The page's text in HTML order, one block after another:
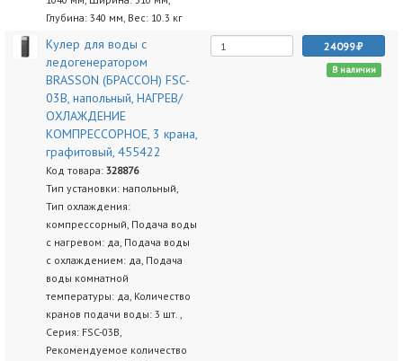
Глубина: 340 мм, Вес: 10.3 кг
Кулер для воды с
ледогенератором
BRASSON (БРАССОН) FSC-
03B, напольный, НАГРЕВ/
ОХЛАЖДЕНИЕ
КОМПРЕССОРНОЕ, 3 крана,
графитовый, 455422
Код товара: 328876
Тип установки: напольный,
Тип охлаждения:
компрессорный, Подача воды
с нагревом: да, Подача воды
с охлаждением: да, Подача
воды комнатной
температуры: да, Количество
кранов подачи воды: 3 шт. ,
Серия: FSC-03B,
Рекомендуемое количество
24099
В наличии